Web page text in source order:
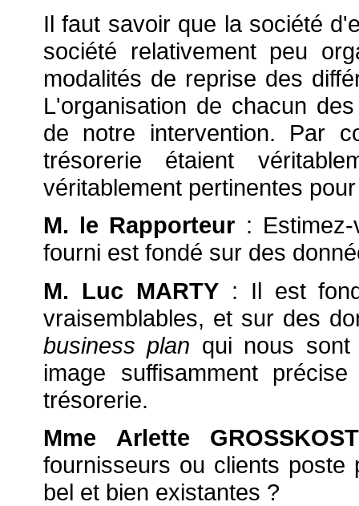
Il faut savoir que la société
société relativement peu
modalités de reprise des
L'organisation de chacun
de notre intervention. Par
trésorerie étaient
véritablement pertinentes
M. le Rapporteur :
fourni est fondé sur des
M. Luc MARTY: Il est
vraisemblables, et sur des
business plan qui nous sont
image suffisamment
trésorerie.
Mme Arlette GROSSKOST
fournisseurs ou clients
bel et bien existantes ?